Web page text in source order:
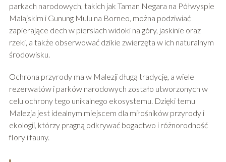
parkach narodowych, takich jak Taman Negara na Półwyspie
Malajskim i Gunung Mulu na Borneo, można podziwiać
zapierające dech w piersiach widoki na góry, jaskinie oraz
rzeki, a także obserwować dzikie zwierzęta w ich naturalnym
środowisku.
Ochrona przyrody ma w Malezji długą tradycję, a wiele
rezerwatów i parków narodowych zostało utworzonych w
celu ochrony tego unikalnego ekosystemu. Dzięki temu
Malezja jest idealnym miejscem dla miłośników przyrody i
ekologii, którzy pragną odkrywać bogactwo i różnorodność
flory i fauny.